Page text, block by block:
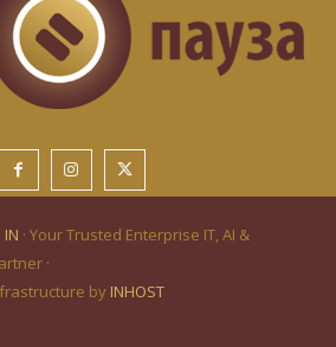
IN · Your Trusted Enterprise IT, AI &
·
by INHOST